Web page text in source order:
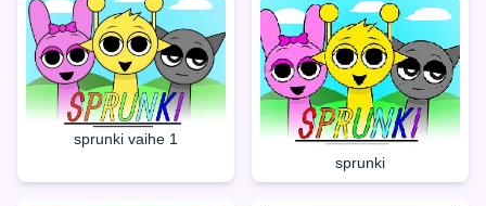
sprunki vaihe 1
sprunki